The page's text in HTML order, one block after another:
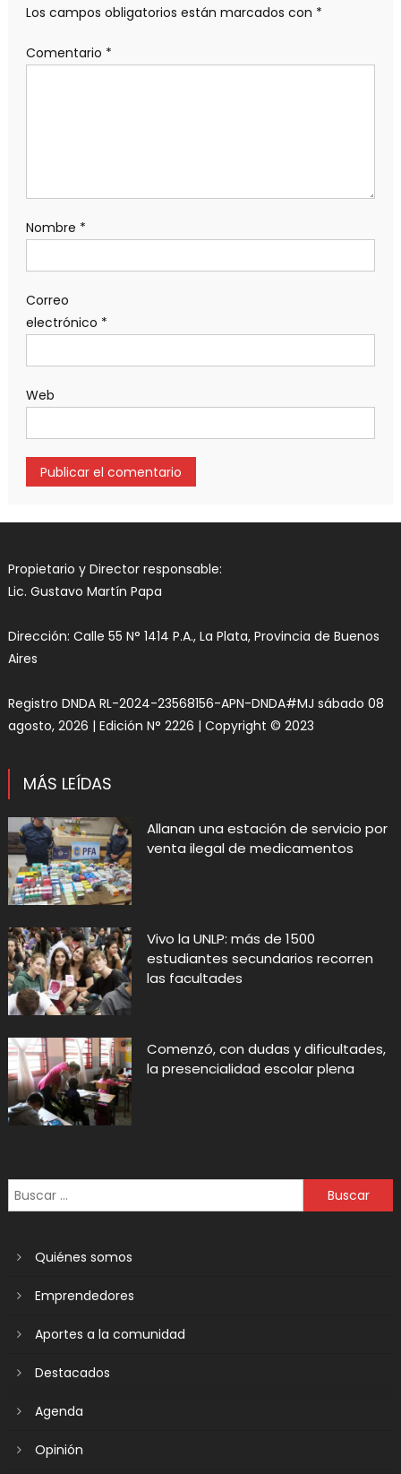
Los campos obligatorios están marcados con *
Comentario *
Nombre *
Correo
electrónico *
Web
Propietario y Director responsable:
Lic. Gustavo Martín Papa
Dirección: Calle 55 N° 1414 P.A., La Plata, Provincia de Buenos
Aires
Registro DNDA RL-2024-23568156-APN-DNDA#MJ sábado 08
agosto, 2026 | Edición N° 2226 | Copyright © 2023
MÁS LEÍDAS
Allanan una estación de servicio por
venta ilegal de medicamentos
Vivo la UNLP: más de 1500
estudiantes secundarios recorren
las facultades
Comenzó, con dudas y dificultades,
la presencialidad escolar plena
Quiénes somos
Emprendedores
Aportes a la comunidad
Destacados
Agenda
Opinión